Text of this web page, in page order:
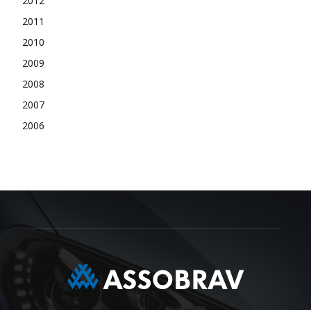
2011
2010
2009
2008
2007
2006